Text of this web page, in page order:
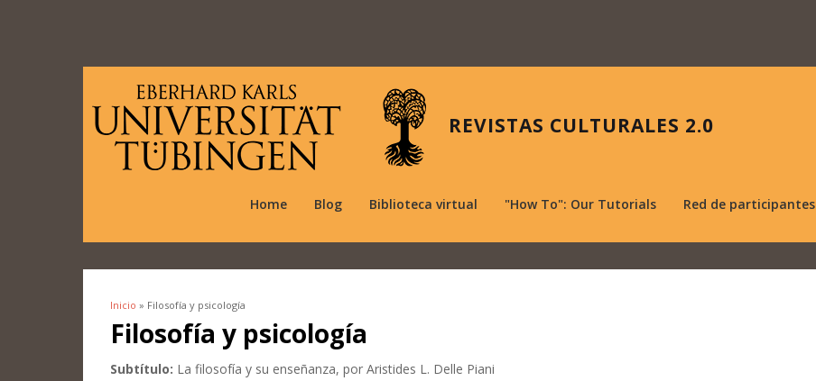
REVISTAS CULTURALES 2.0
Home Blog Biblioteca virtual "How To": Our Tutorials Red de participantes
Se encuentra usted aquí
Inicio » Filosofía y psicología
Filosofía y psicología
Subtítulo: La filosofía y su enseñanza, por Aristides L. Delle Piani